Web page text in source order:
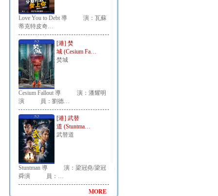
Love You to Debt 導 演：瓦蘇
蒂克特皮奇…
[港] 焚
城 (Cesium Fa…
焚城
Cesium Fallout 導 演：潘耀明
演 員：劉德…
[港] 武替
道 (Stuntma…
武替道
Stuntman 導 演：梁冠堯/梁冠
舜演 員：…
MORE